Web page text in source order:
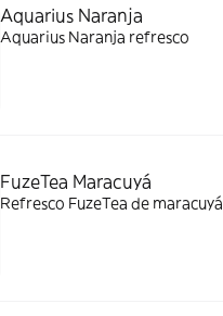
Aquarius Naranja
Aquarius Naranja refresco
FuzeTea Maracuyá
Refresco FuzeTea de maracuyá